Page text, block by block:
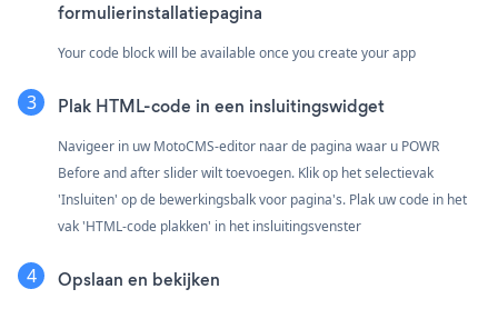
formulierinstallatiepagina
Your code block will be available once you create your app
Plak HTML-code in een insluitingswidget
Navigeer in uw MotoCMS-editor naar de pagina waar u POWR
Before and after slider wilt toevoegen. Klik op het selectievak
'Insluiten' op de bewerkingsbalk voor pagina's. Plak uw code in het
vak 'HTML-code plakken' in het insluitingsvenster
Opslaan en bekijken